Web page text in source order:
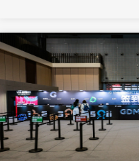
能...